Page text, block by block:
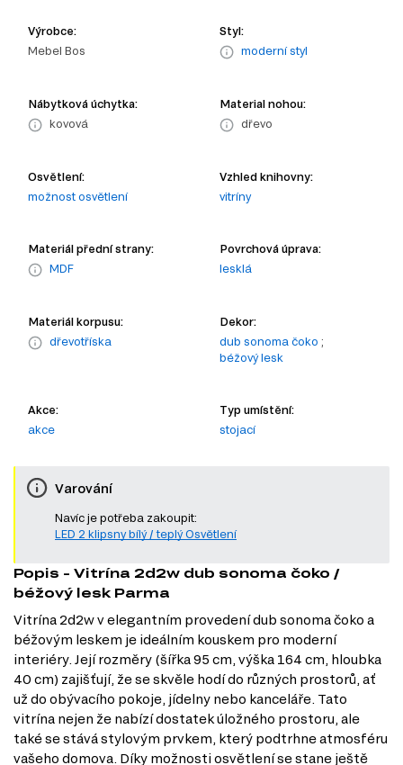
Výrobce:
Mebel Bos
Styl:
moderní styl
Nábytková úchytka:
kovová
Material nohou:
dřevo
Osvětlení:
možnost osvětlení
Vzhled knihovny:
vitríny
Materiál přední strany:
MDF
Povrchová úprava:
lesklá
Materiál korpusu:
dřevotříska
Dekor:
dub sonoma čoko ;
béžový lesk
Akce:
akce
Typ umístění:
stojací
Varování
Navíc je potřeba zakoupit:
LED 2 klipsny bílý / teplý Osvětlení
Popis - Vitrína 2d2w dub sonoma čoko /
béžový lesk Parma
Vitrína 2d2w v elegantním provedení dub sonoma čoko a
béžovým leskem je ideálním kouskem pro moderní
interiéry. Její rozměry (šířka 95 cm, výška 164 cm, hloubka
40 cm) zajišťují, že se skvěle hodí do různých prostorů, ať
už do obývacího pokoje, jídelny nebo kanceláře. Tato
vitrína nejen že nabízí dostatek úložného prostoru, ale
také se stává stylovým prvkem, který podtrhne atmosféru
vašeho domova. Díky možnosti osvětlení se stane ještě